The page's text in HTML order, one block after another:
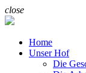
close
Home
Unser Hof
Die